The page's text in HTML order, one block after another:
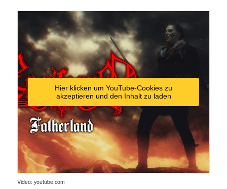
Hier klicken um YouTube-Cookies zu
akzeptieren und den Inhalt zu laden
Video: youtube.com